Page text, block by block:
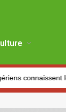
leurs